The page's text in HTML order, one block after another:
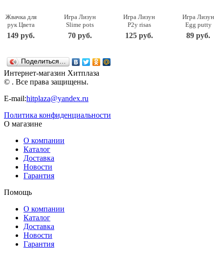
Жвачка для
рук Цвета
металлик
170203-D
149 руб.
Игра Лизун
Slime pots
XXB-714
70 руб.
Игра Лизун
P2y risas
XXB-087-2
125 руб.
Игра Лизун
Egg putty
XXB-063B
89 руб.
Поделиться…
Интернет-магазин Хитплаза
© . Все права защищены.
E-mail:hitplaza@yandex.ru
Политика конфиденциальности
О магазине
О компании
Каталог
Доставка
Новости
Гарантия
Помощь
О компании
Каталог
Доставка
Новости
Гарантия